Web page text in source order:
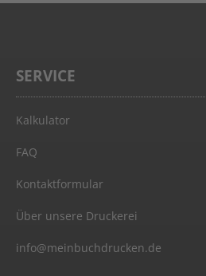
SERVICE
Kalkulator
FAQ
Kontaktformular
Über unsere Druckerei
info@meinbuchdrucken.de